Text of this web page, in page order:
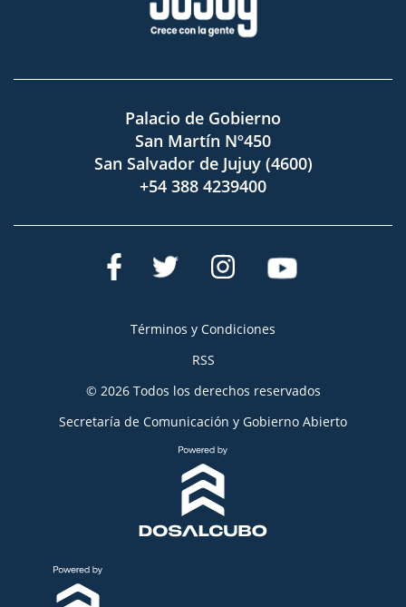
Palacio de Gobierno
San Martín Nº450
San Salvador de Jujuy (4600)
+54 388 4239400
Términos y Condiciones
RSS
© 2026 Todos los derechos reservados
Secretaría de Comunicación y Gobierno Abierto